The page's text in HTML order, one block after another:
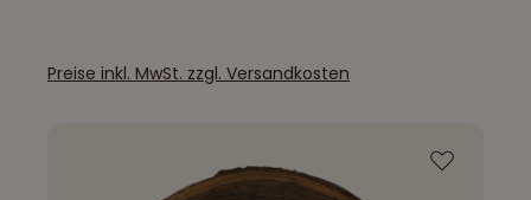
Preise inkl. MwSt. zzgl. Versandkosten